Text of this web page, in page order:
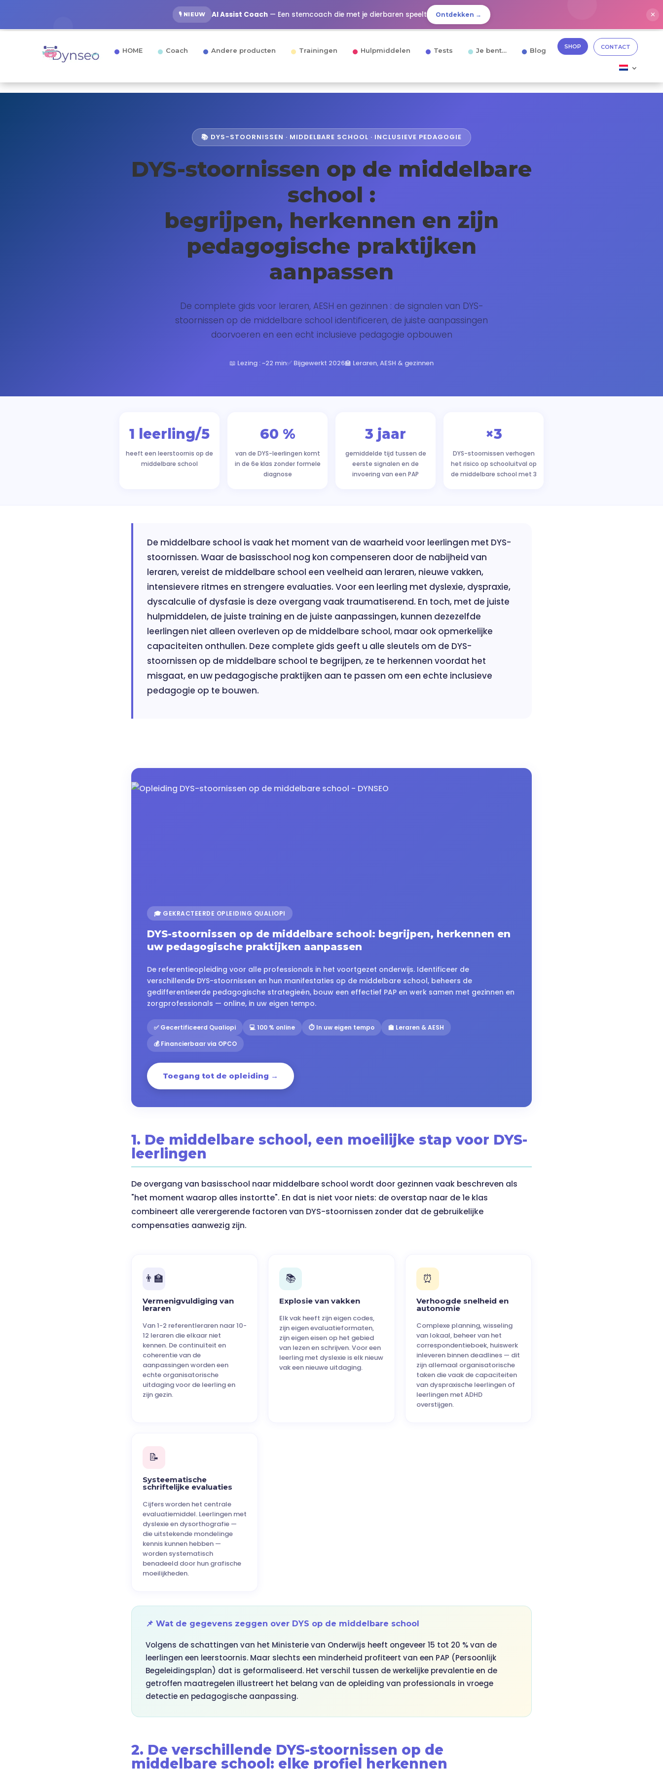
🎙️ NIEUW AI Assist Coach— Een stemcoach die met je dierbaren speelt Ontdekken → ✕
HOME Coach Andere producten Trainingen Hulpmiddelen Tests Je bent… Blog SHOP CONTACT
📚 DYS-STOORNISSEN · MIDDELBARE SCHOOL · INCLUSIEVE PEDAGOGIE
DYS-stoornissen op de middelbare
school :
begrijpen, herkennen en zijn
pedagogische praktijken
aanpassen
De complete gids voor leraren, AESH en gezinnen : de signalen van DYS-
stoornissen op de middelbare school identificeren, de juiste aanpassingen
doorvoeren en een echt inclusieve pedagogie opbouwen
📖 Lezing : ~22 min✅ Bijgewerkt 2026🏫 Leraren, AESH & gezinnen
1 leerling/5
heeft een leerstoornis op de
middelbare school
60 %
van de DYS-leerlingen komt
in de 6e klas zonder formele
diagnose
3 jaar
gemiddelde tijd tussen de
eerste signalen en de
invoering van een PAP
×3
DYS-stoornissen verhogen
het risico op schooluitval op
de middelbare school met 3
De middelbare school is vaak het moment van de waarheid voor leerlingen met DYS-
stoornissen. Waar de basisschool nog kon compenseren door de nabijheid van
leraren, vereist de middelbare school een veelheid aan leraren, nieuwe vakken,
intensievere ritmes en strengere evaluaties. Voor een leerling met dyslexie, dyspraxie,
dyscalculie of dysfasie is deze overgang vaak traumatiserend. En toch, met de juiste
hulpmiddelen, de juiste training en de juiste aanpassingen, kunnen dezezelfde
leerlingen niet alleen overleven op de middelbare school, maar ook opmerkelijke
capaciteiten onthullen. Deze complete gids geeft u alle sleutels om de DYS-
stoornissen op de middelbare school te begrijpen, ze te herkennen voordat het
misgaat, en uw pedagogische praktijken aan te passen om een echte inclusieve
pedagogie op te bouwen.
🎓 GEKRACTEERDE OPLEIDING QUALIOPI
DYS-stoornissen op de middelbare school: begrijpen, herkennen en
uw pedagogische praktijken aanpassen
De referentieopleiding voor alle professionals in het voortgezet onderwijs. Identificeer de
verschillende DYS-stoornissen en hun manifestaties op de middelbare school, beheers de
gedifferentieerde pedagogische strategieën, bouw een effectief PAP en werk samen met gezinnen en
zorgprofessionals — online, in uw eigen tempo.
✅ Gecertificeerd Qualiopi 💻 100 % online ⏱️ In uw eigen tempo
🏫 Leraren & AESH
💰 Financierbaar via OPCO
Toegang tot de opleiding →
1. De middelbare school, een moeilijke stap voor DYS-
leerlingen
De overgang van basisschool naar middelbare school wordt door gezinnen vaak beschreven als
"het moment waarop alles instortte". En dat is niet voor niets: de overstap naar de 1e klas
combineert alle verergerende factoren van DYS-stoornissen zonder dat de gebruikelijke
compensaties aanwezig zijn.
👨‍🏫
Vermenigvuldiging van
leraren
Van 1-2 referentleraren naar 10-
12 leraren die elkaar niet
kennen. De continuïteit en
coherentie van de
aanpassingen worden een
echte organisatorische
uitdaging voor de leerling en
zijn gezin.
📚
Explosie van vakken
Elk vak heeft zijn eigen codes,
zijn eigen evaluatieformaten,
zijn eigen eisen op het gebied
van lezen en schrijven. Voor een
leerling met dyslexie is elk nieuw
vak een nieuwe uitdaging.
⏰
Verhoogde snelheid en
autonomie
Complexe planning, wisseling
van lokaal, beheer van het
correspondentieboek, huiswerk
inleveren binnen deadlines — dit
zijn allemaal organisatorische
taken die vaak de capaciteiten
van dyspraxische leerlingen of
leerlingen met ADHD
overstijgen.
📝
Systeematische
schriftelijke evaluaties
Cijfers worden het centrale
evaluatiemiddel. Leerlingen met
dyslexie en dysorthografie —
die uitstekende mondelinge
kennis kunnen hebben —
worden systematisch
benadeeld door hun grafische
moeilijkheden.
📌 Wat de gegevens zeggen over DYS op de middelbare school
Volgens de schattingen van het Ministerie van Onderwijs heeft ongeveer 15 tot 20 % van de
leerlingen een leerstoornis. Maar slechts een minderheid profiteert van een PAP (Persoonlijk
Begeleidingsplan) dat is geformaliseerd. Het verschil tussen de werkelijke prevalentie en de
getroffen maatregelen illustreert het belang van de opleiding van professionals in vroege
detectie en pedagogische aanpassing.
2. De verschillende DYS-stoornissen op de
middelbare school: elke profiel herkennen